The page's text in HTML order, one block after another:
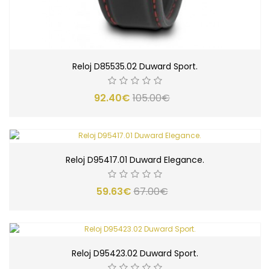
Reloj D85535.02 Duward Sport.
92.40€ 105.00€
Reloj D95417.01 Duward Elegance.
59.63€67.00€
Reloj D95423.02 Duward Sport.